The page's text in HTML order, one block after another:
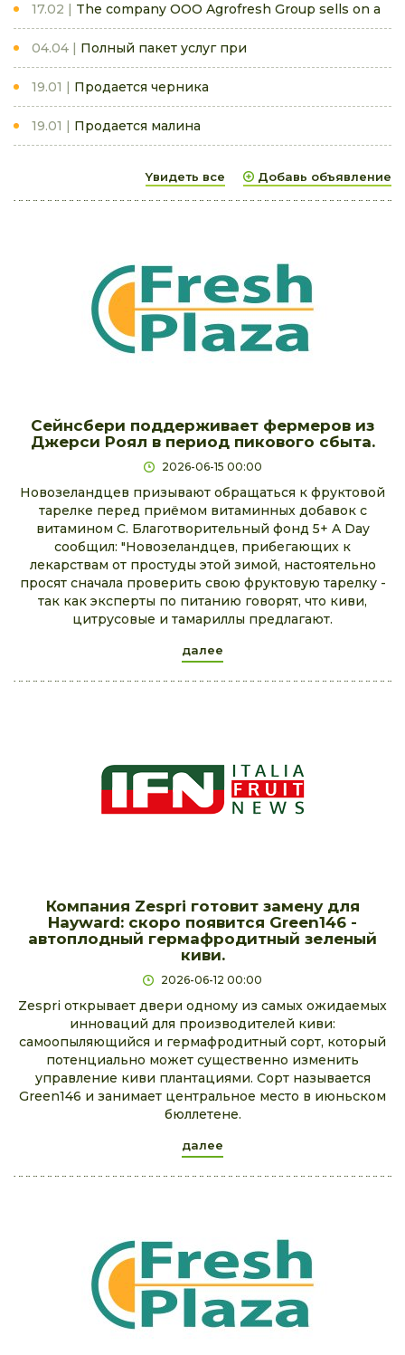
17.02 The company OOO Agrofresh Group sells on a
04.04 Полный пакет услуг при
19.01 Продается черника
19.01 Продается малина
Yвидеть все Добавь объявление
Сейнсбери поддерживает фермеров из
Джерси Роял в период пикового сбыта.
2026-06-15 00:00
Новозеландцев призывают обращаться к фруктовой
тарелке перед приёмом витаминных добавок с
витамином C. Благотворительный фонд 5+ A Day
сообщил: "Новозеландцев, прибегающих к
лекарствам от простуды этой зимой, настоятельно
просят сначала проверить свою фруктовую тарелку -
так как эксперты по питанию говорят, что киви,
цитрусовые и тамариллы предлагают.
далее
Компания Zespri готовит замену для
Hayward: скоро появится Green146 -
автоплодный гермафродитный зеленый
киви.
2026-06-12 00:00
Zespri открывает двери одному из самых ожидаемых
инноваций для производителей киви:
самоопыляющийся и гермафродитный сорт, который
потенциально может существенно изменить
управление киви плантациями. Сорт называется
Green146 и занимает центральное место в июньском
бюллетене.
далее